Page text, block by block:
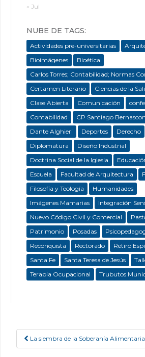
« Jul
NUBE DE TAGS:
Actividades pre-universitarias
Bioimágenes
Bioética
Carlos Torres; Contabilidad; Normas
Certamen Literario
Ciencias de la
Clase Abierta
Comunicación
Contabilidad
CP Santiago
Dante Alghieri
Deportes Derecho
Diplomatura
Diseño Industrial
Doctrina Social de la Iglesia
Escuela
Facultad de Arquitectura
Filosofía y Teología
Humanidades
Imágenes Mamarias
Integración
Nuevo Código Civil y Comercial
Patrimonio
Posadas
Reconquista
Rectorado
Retiro
Santa Fe
Santa Teresa de Jesús
Terapia Ocupacional
Trubutos
Post navigation
La siembra de la Soberanía Alimentaria